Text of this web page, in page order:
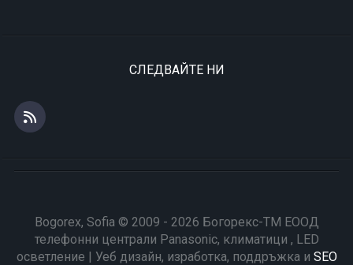
СЛЕДВАЙТЕ НИ
Bogorex, Sofia © 2009 - 2026 Богорекс-ТМ ЕООД
телефонни централи Panasonic, климатици , LED
осветление | Уеб дизайн, изработка, поддръжка и SEO